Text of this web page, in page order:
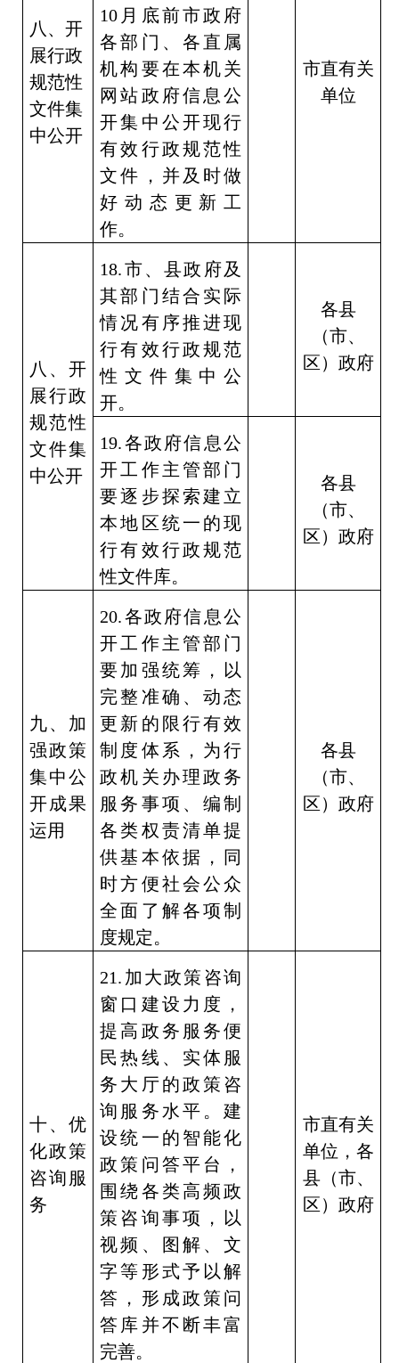
八、开
展行政
规范性
文件集
中公开
10 月底前市政府
各部门、各直属
机构要在本机关
网站政府信息公
开集中公开现行
有效行政规范性
文件，并及时做
好动态更新工
作。
市直有关
单位
八、开
展行政
规范性
文件集
中公开
18.市、县政府及
其部门结合实际
情况有序推进现
行有效行政规范
性文件集中公
开。
各县
（市、
区）政府
19.各政府信息公
开工作主管部门
要逐步探索建立
本地区统一的现
行有效行政规范
性文件库。
各县
（市、
区）政府
九、加
强政策
集中公
开成果
运用
20.各政府信息公
开工作主管部门
要加强统筹，以
完整准确、动态
更新的限行有效
制度体系，为行
政机关办理政务
服务事项、编制
各类权责清单提
供基本依据，同
时方便社会公众
全面了解各项制
度规定。
各县
（市、
区）政府
十、优
化政策
咨询服
务
21. 加大政策咨询
窗口建设力度，
提高政务服务便
民热线、实体服
务大厅的政策咨
询服务水平。建
设统一的智能化
政策问答平台，
围绕各类高频政
策咨询事项，以
视频、图解、文
字等形式予以解
答，形成政策问
答库并不断丰富
完善。
市直有关
单位，各
县（市、
区）政府